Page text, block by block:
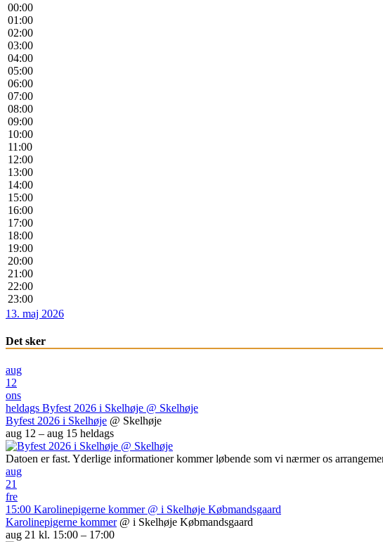
00:00
01:00
02:00
03:00
04:00
05:00
06:00
07:00
08:00
09:00
10:00
11:00
12:00
13:00
14:00
15:00
16:00
17:00
18:00
19:00
20:00
21:00
22:00
23:00
13. maj 2026
Det sker
aug
12
ons
heldags Byfest 2026 i Skelhøje @ Skelhøje
Byfest 2026 i Skelhøje @ Skelhøje
aug 12 – aug 15 heldags
Datoen er fast. Yderlige informationer kommer løbende som vi nærmer os
aug
21
fre
15:00 Karolinepigerne kommer @ i Skelhøje Købmandsgaard
Karolinepigerne kommer @ i Skelhøje Købmandsgaard
aug 21 kl. 15:00 – 17:00